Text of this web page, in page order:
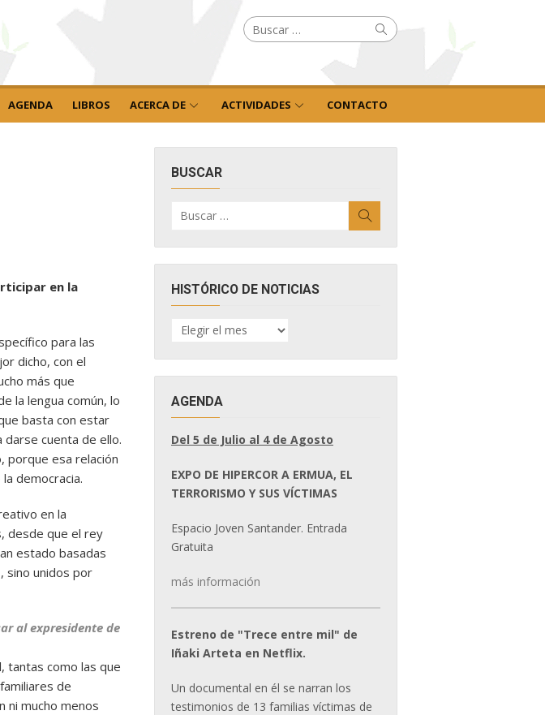
Buscar
por: Buscar
AGENDA LIBROS ACERCA DE ACTIVIDADES CONTACTO
en la
para las
dicho, con el
más que
la lengua común, lo
basta con estar
cuenta de ello.
porque esa relación
democracia.
en la
desde que el rey
estado basadas
sino unidos por
al expresidente de
tantas como las que
de
ni mucho menos
BUSCAR
por:
HISTÓRICO DE NOTICIAS
HISTÓRICO
DE
AGENDA
Del 5 de Julio al 4 de Agosto
EXPO DE HIPERCOR A ERMUA, EL
TERRORISMO Y SUS VÍCTIMAS
Espacio Joven Santander. Entrada
Gratuita
más información
Estreno de "Trece entre mil" de
Iñaki Arteta en Netflix.
Un documental en él se narran los
testimonios de 13 familias víctimas de